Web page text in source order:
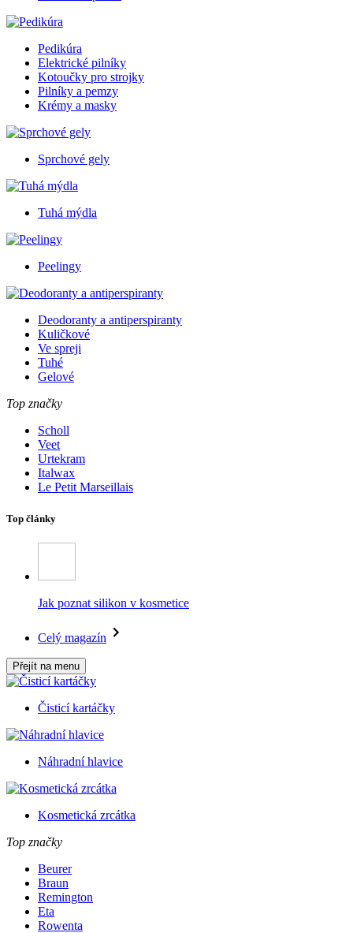
Pedikúra
Elektrické pilníky
Kotoučky pro strojky
Pilníky a pemzy
Krémy a masky
Sprchové gely
Tuhá mýdla
Peelingy
Deodoranty a antiperspiranty
Kuličkové
Ve spreji
Tuhé
Gelové
Top značky
Scholl
Veet
Urtekram
Italwax
Le Petit Marseillais
Top články
Jak poznat silikon v kosmetice
Celý magazín
Přejít na menu
Čisticí kartáčky
Náhradní hlavice
Kosmetická zrcátka
Top značky
Beurer
Braun
Remington
Eta
Rowenta